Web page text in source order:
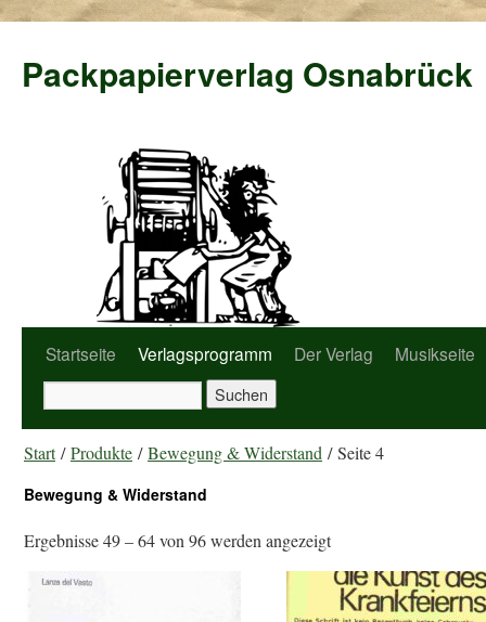
Packpapierverlag Osnabrück
Startseite Verlagsprogramm Der Verlag Musikseite
Start/Produkte /Bewegung & Widerstand / Seite 4
Bewegung & Widerstand
Ergebnisse 49 – 64 von 96 werden angezeigt